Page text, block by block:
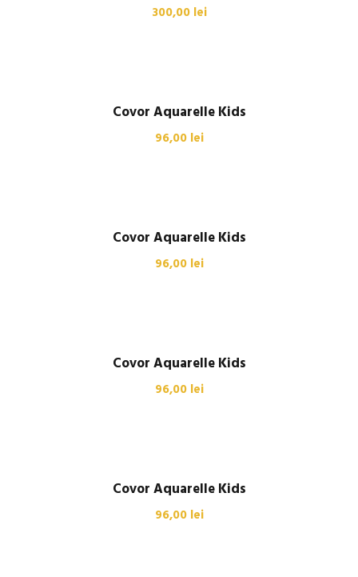
300,00 lei
Covor Aquarelle Kids
96,00 lei
Covor Aquarelle Kids
96,00 lei
Covor Aquarelle Kids
96,00 lei
Covor Aquarelle Kids
96,00 lei